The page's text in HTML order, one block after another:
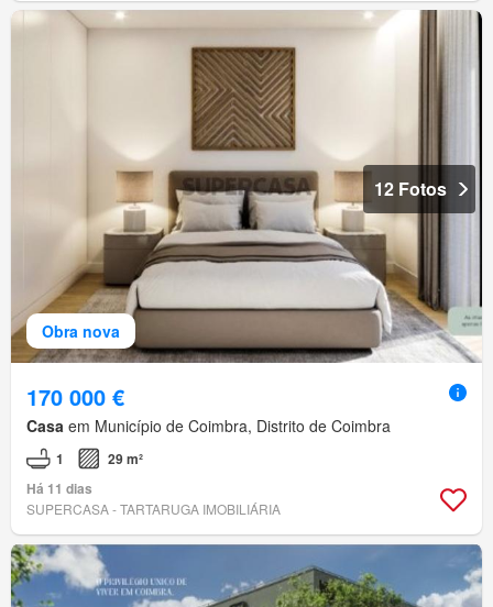
Obra nova
12 Fotos
170 000 €
Casa em Município de Coimbra, Distrito de Coimbra
1
29 m²
Há 11 dias
SUPERCASA - TARTARUGA IMOBILIÁRIA